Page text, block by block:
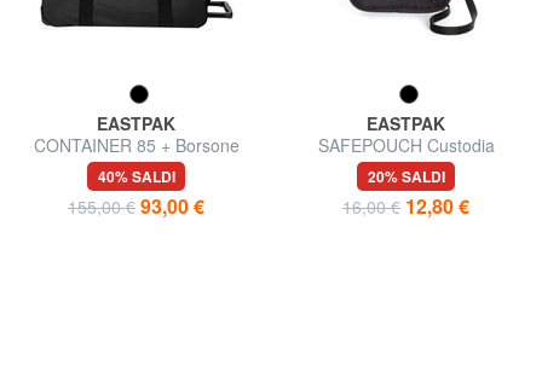
EASTPAK
CONTAINER 85 + Borsone
grande con carrelllo
40% SALDI
155,00 € 93,00 €
EASTPAK
SAFEPOUCH Custodia
viaggio da collo sicura, da
indossare sotto gli indumenti
20% SALDI
16,00 € 12,80 €